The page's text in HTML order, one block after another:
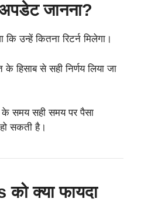
जानना?
कि उन्हें कितना रिटर्न मिलेगा।
हिसाब से सही निर्णय लिया जा
के समय सही समय पर पैसा
सकती है।
क्या फायदा